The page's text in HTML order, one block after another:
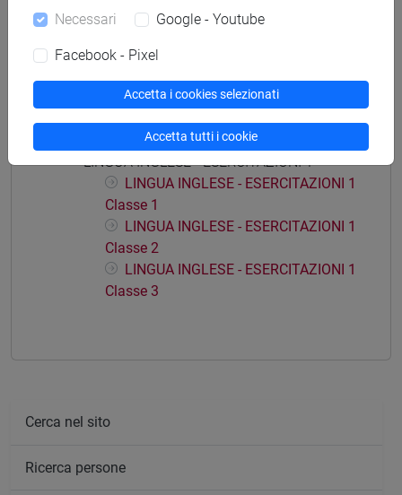
Struttura generale dell'insegnamento
LINGUA INGLESE
LINGUA INGLESE
LINGUA INGLESE - ESERCITAZIONI 1
LINGUA INGLESE - ESERCITAZIONI 1
Classe 1
LINGUA INGLESE - ESERCITAZIONI 1
Classe 2
LINGUA INGLESE - ESERCITAZIONI 1
Classe 3
Cerca nel sito
Ricerca persone
Necessari Google - Youtube
Facebook - Pixel
Accetta i cookies selezionati
Accetta tutti i cookie